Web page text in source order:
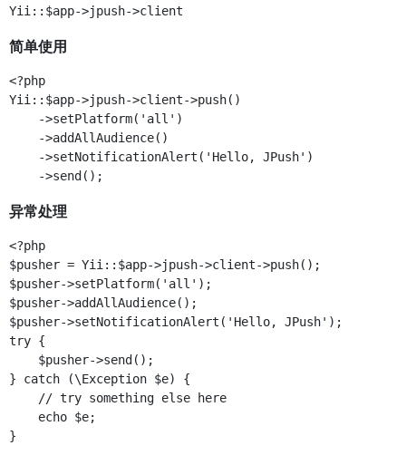
简单使用
<?php
Yii::$app->jpush->client->push()
    ->setPlatform('all')
    ->addAllAudience()
    ->setNotificationAlert('Hello, JPush')
异常处理
<?php
$pusher = Yii::$app->jpush->client->push();
$pusher->setPlatform('all');
$pusher->addAllAudience();
$pusher->setNotificationAlert('Hello, JPush');
try {
    $pusher->send();
} catch (\Exception $e) {
    // try something else here
    echo $e;